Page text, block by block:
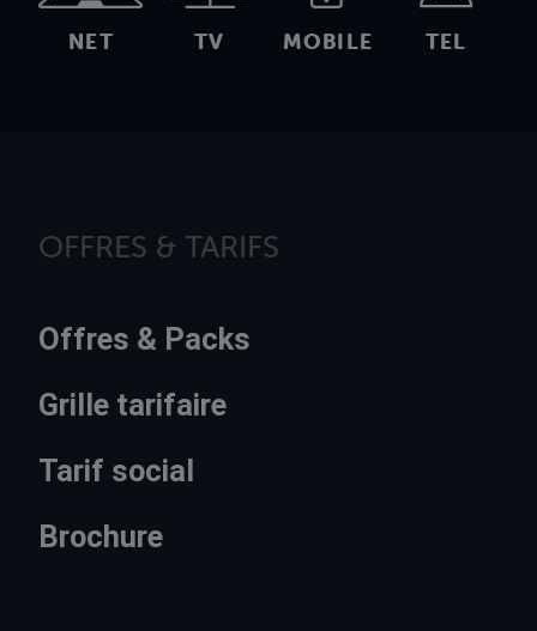
NET TV MOBILE TEL
OFFRES & TARIFS
Offres & Packs
Grille tarifaire
Tarif social
Brochure